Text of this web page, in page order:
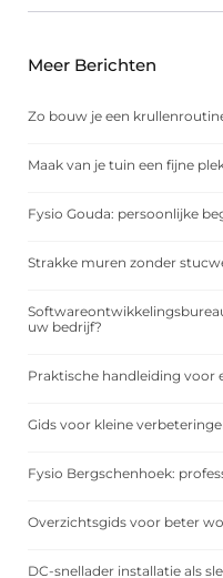
Meer Berichten
Zo bouw je een
Maak van je tuin een fijne
Fysio Gouda: persoonlijke
Strakke muren zonder
uw bedrijf?
Praktische handleiding voor
Gids voor kleine
Fysio Bergschenhoek:
Overzichtsgids voor beter
DC-snellader installatie als